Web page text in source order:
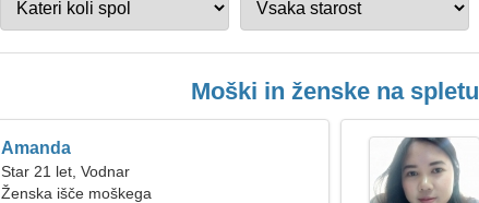
Moški in ženske na spletu
Amanda
Star 21 let, Vodnar
Ženska išče moškega